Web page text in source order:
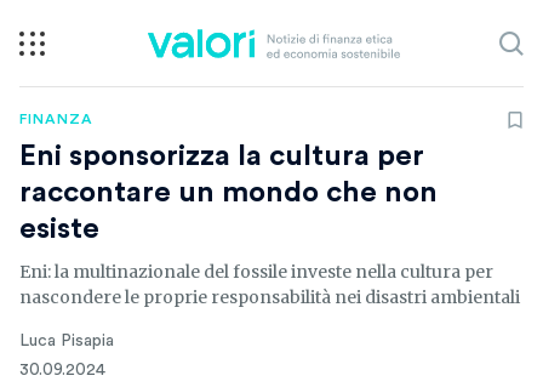
FINANZA
Eni sponsorizza la cultura per
raccontare un mondo che non
esiste
Eni: la multinazionale del fossile investe nella cultura per
nascondere le proprie responsabilità nei disastri ambientali
Luca Pisapia
30.09.2024